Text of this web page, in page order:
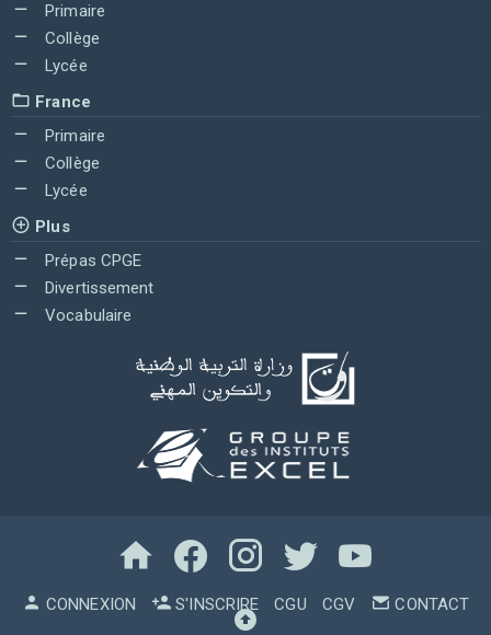
Primaire
Collège
Lycée
France
Primaire
Collège
Lycée
Plus
Prépas CPGE
Divertissement
Vocabulaire
CONNEXION S'INSCRIRE CGU CGV CONTACT